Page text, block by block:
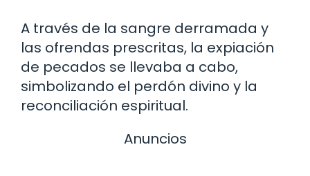
A través de la sangre derramada y
las ofrendas prescritas, la expiación
de pecados se llevaba a cabo,
simbolizando el perdón divino y la
reconciliación espiritual.
Anuncios